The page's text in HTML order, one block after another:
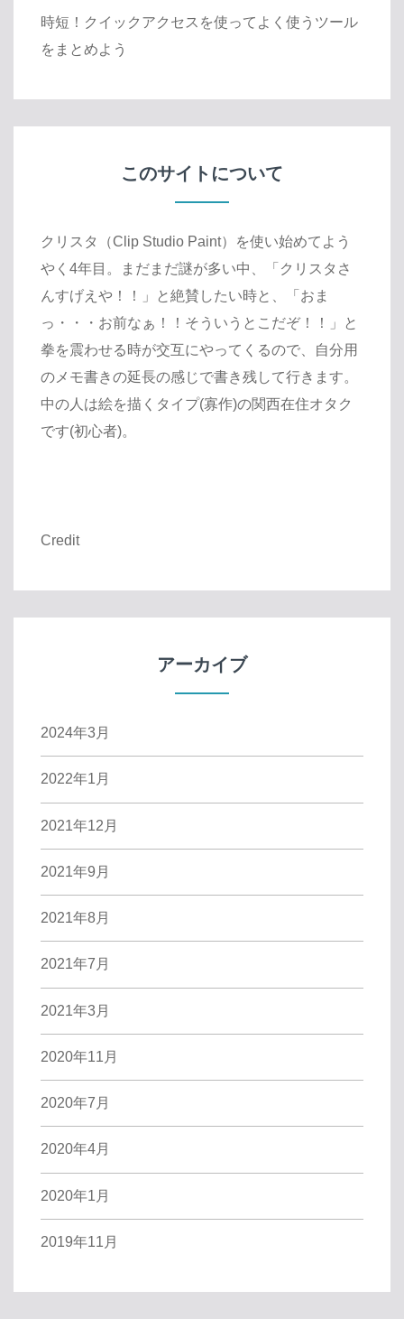
時短！クイックアクセスを使ってよく使うツール
をまとめよう
このサイトについて
クリスタ（Clip Studio Paint）を使い始めてよう
やく4年目。まだまだ謎が多い中、「クリスタさ
んすげえや！！」と絶賛したい時と、「おま
っ・・・お前なぁ！！そういうとこだぞ！！」と
拳を震わせる時が交互にやってくるので、自分用
のメモ書きの延長の感じで書き残して行きます。
中の人は絵を描くタイプ(寡作)の関西在住オタク
です(初心者)。
Credit
アーカイブ
2024年3月
2022年1月
2021年12月
2021年9月
2021年8月
2021年7月
2021年3月
2020年11月
2020年7月
2020年4月
2020年1月
2019年11月